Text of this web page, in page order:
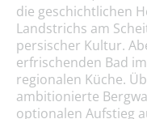
die geschichtlichen
Landstrichs am
persischer Kultur.
erfrischenden Bad
regionalen Küche.
ambitionierte
optionalen Aufstieg